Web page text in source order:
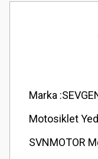
Marka
Motosiklet
SVNMOTOR